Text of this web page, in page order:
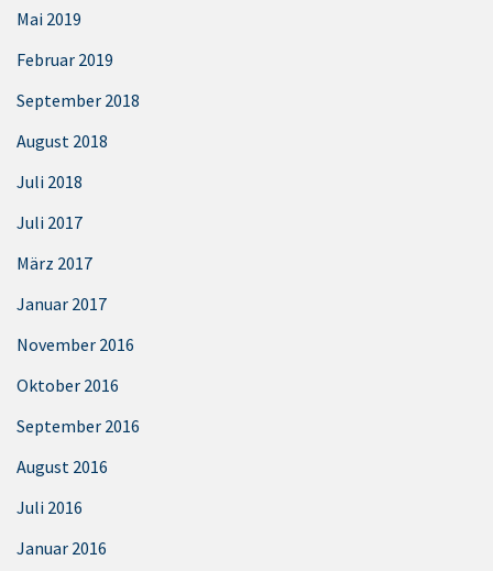
Mai 2019
Februar 2019
September 2018
August 2018
Juli 2018
Juli 2017
März 2017
Januar 2017
November 2016
Oktober 2016
September 2016
August 2016
Juli 2016
Januar 2016